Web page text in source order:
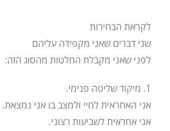
לקראת הבחירות
שני דברים שאני מקפידה עליהם
לפני שאני מקבלת החלטות מהסוג הזה:
1. מיקוד שליטה פנימי.
אני האחראית לחיי ולמצב בו אני נמצאת.
אני אחראית לשביעות רצוני.